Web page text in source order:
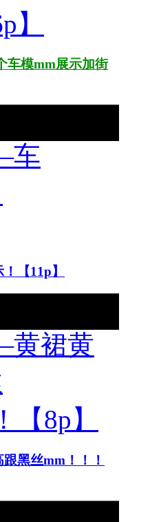
模mm展示加街
【11p】
黑丝mm！！！